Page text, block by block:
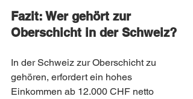
Fazit: Wer gehört zur
Oberschicht in der Schweiz?
In der Schweiz zur Oberschicht zu
gehören, erfordert ein hohes
Einkommen ab 12.000 CHF netto